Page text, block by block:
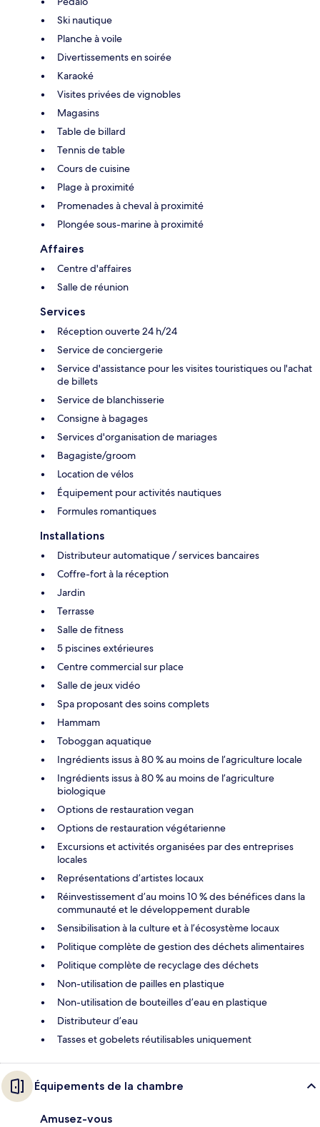
Ski nautique
Planche à voile
Divertissements en soirée
Karaoké
Visites privées de vignobles
Magasins
Table de billard
Tennis de table
Cours de cuisine
Plage à proximité
Promenades à cheval à proximité
Plongée sous-marine à proximité
Affaires
Centre d'affaires
Salle de réunion
Services
Réception ouverte 24 h/24
Service de conciergerie
Service d'assistance pour les visites touristiques ou l'achat
de billets
Service de blanchisserie
Consigne à bagages
Services d'organisation de mariages
Bagagiste/groom
Location de vélos
Équipement pour activités nautiques
Formules romantiques
Installations
Distributeur automatique / services bancaires
Coffre-fort à la réception
Jardin
Terrasse
Salle de fitness
5 piscines extérieures
Centre commercial sur place
Salle de jeux vidéo
Spa proposant des soins complets
Hammam
Toboggan aquatique
Ingrédients issus à 80 % au moins de l’agriculture locale
Ingrédients issus à 80 % au moins de l’agriculture
biologique
Options de restauration vegan
Options de restauration végétarienne
Excursions et activités organisées par des entreprises
locales
Représentations d’artistes locaux
Réinvestissement d’au moins 10 % des bénéfices dans la
communauté et le développement durable
Sensibilisation à la culture et à l’écosystème locaux
Politique complète de gestion des déchets alimentaires
Politique complète de recyclage des déchets
Non-utilisation de pailles en plastique
Non-utilisation de bouteilles d’eau en plastique
Distributeur d’eau
Tasses et gobelets réutilisables uniquement
Équipements de la chambre
Amusez-vous